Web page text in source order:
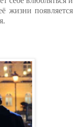
жизни появляется